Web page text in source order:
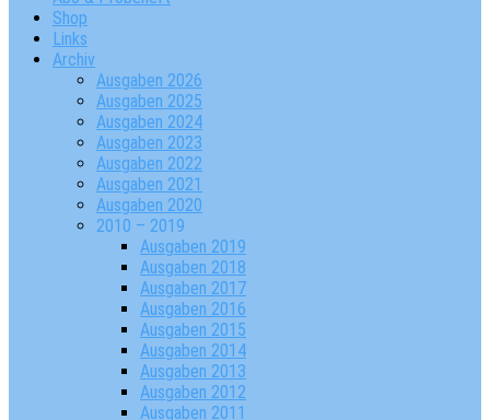
Shop
Links
Archiv
Ausgaben 2026
Ausgaben 2025
Ausgaben 2024
Ausgaben 2023
Ausgaben 2022
Ausgaben 2021
Ausgaben 2020
2010 – 2019
Ausgaben 2019
Ausgaben 2018
Ausgaben 2017
Ausgaben 2016
Ausgaben 2015
Ausgaben 2014
Ausgaben 2013
Ausgaben 2012
Ausgaben 2011